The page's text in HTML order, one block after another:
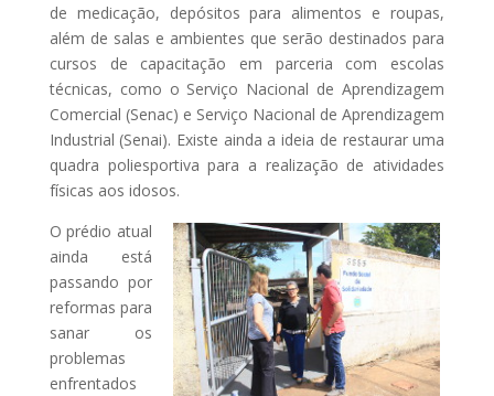
de medicação, depósitos para alimentos e roupas,
além de salas e ambientes que serão destinados para
cursos de capacitação em parceria com escolas
técnicas, como o Serviço Nacional de Aprendizagem
Comercial (Senac) e Serviço Nacional de Aprendizagem
Industrial (Senai). Existe ainda a ideia de restaurar uma
quadra poliesportiva para a realização de atividades
físicas aos idosos.
O prédio atual
ainda está
passando por
reformas para
sanar os
problemas
enfrentados